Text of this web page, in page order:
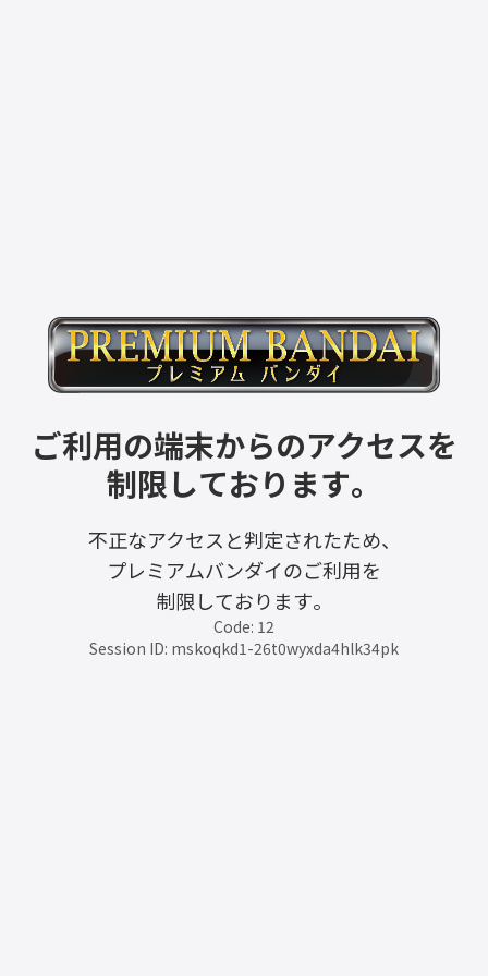
ご利用の端末からのアクセスを
制限しております。
不正なアクセスと判定されたため、
プレミアムバンダイのご利用を
制限しております。
Code: 12
Session ID: mskoqkd1-26t0wyxda4hlk34pk